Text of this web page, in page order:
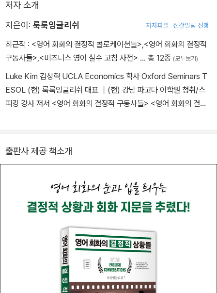
저자 소개
지은이:룩룩잉글리쉬 저자파일 신간알림 신청
최근작 : <영어 회화의 결정적 콜로케이션들> <영어 회화의 결정적
구동사들> <비즈니스 영어 실수 고침 사전> … 총 12종 (모두보기)
Luke Kim 김상혁 UCLA Economics 학사 Oxford Seminars T
ESOL (현) 룩룩잉글리쉬 대표 ｜(현) 강남 파고다 어학원 청취/스
피킹 강사 저서 <영어 회화의 결정적 구동사들> <영어 회화의 결정
Meyer Bachelor of Science, Missouri State University Juris
｜ (전) Traill International School 원어민교사 (전) Cambridge
출판사 제공 책소개